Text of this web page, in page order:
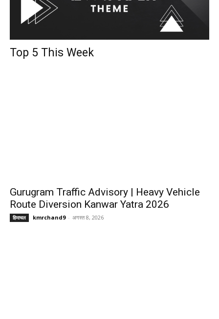
Top 5 This Week
Gurugram Traffic Advisory | Heavy Vehicle
Route Diversion Kanwar Yatra 2026
हिमाचल kmrchand9 - अगस्त 8, 2026